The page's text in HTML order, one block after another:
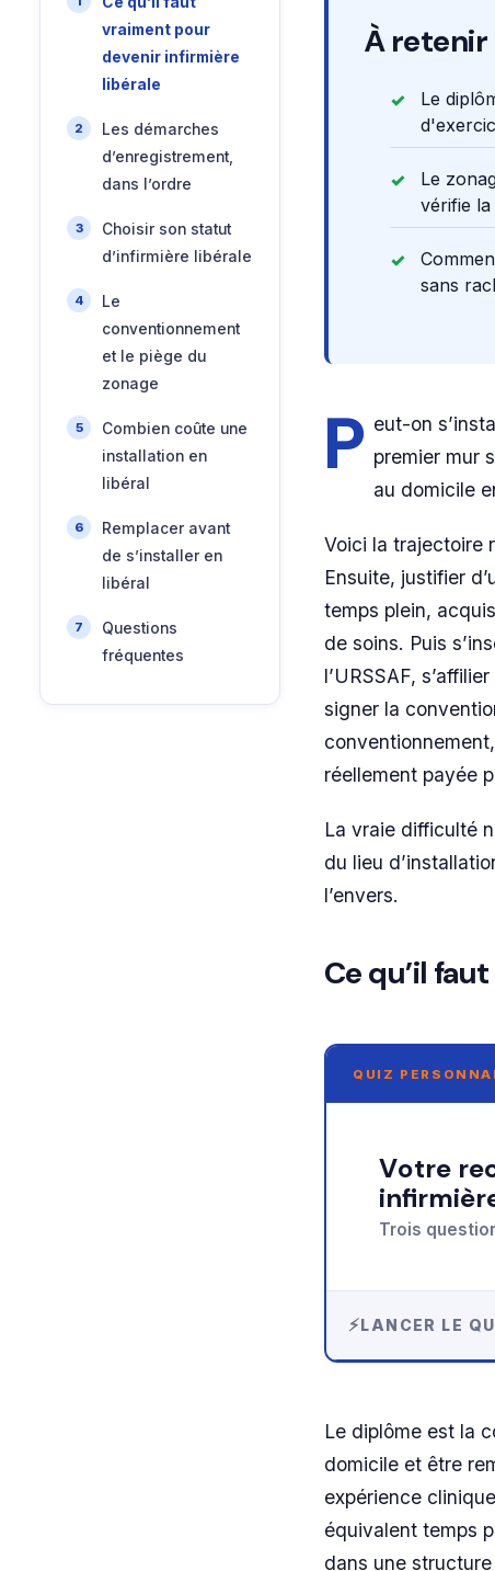
vraiment pour
devenir infirmière
libérale
Les démarches
d’enregistrement,
dans l’ordre
Choisir son statut
d’infirmière libérale
Le
conventionnement
et le piège du
zonage
Combien coûte une
installation en
libéral
Remplacer avant
de s’installer en
libéral
Questions
fréquentes
À retenir
Le
Le
vérifie
sans
P eut-on
premier mur
au domicile
Voici la trajectoire
Ensuite, justifier
temps plein,
de soins. Puis
l’URSSAF,
signer la
réellement payée
La vraie difficulté
du lieu
l’envers.
Ce qu’il
QUIZ
Votre recommandation sur comment devenir
Trois
LANCER LE
Le diplôme est la
domicile et être
expérience
équivalent temps
dans une